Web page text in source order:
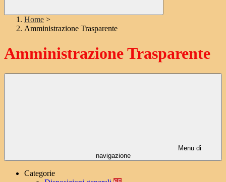
Home >
Amministrazione Trasparente
Amministrazione Trasparente
Menu di
navigazione
Categorie